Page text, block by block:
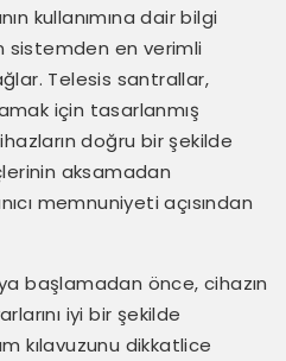
kullanımına dair bilgi
sistemden en verimli
Telesis santrallar,
için tasarlanmış
doğru bir şekilde
aksamadan
memnuniyeti açısından
başlamadan önce, cihazın
iyi bir şekilde
kılavuzunu dikkatlice